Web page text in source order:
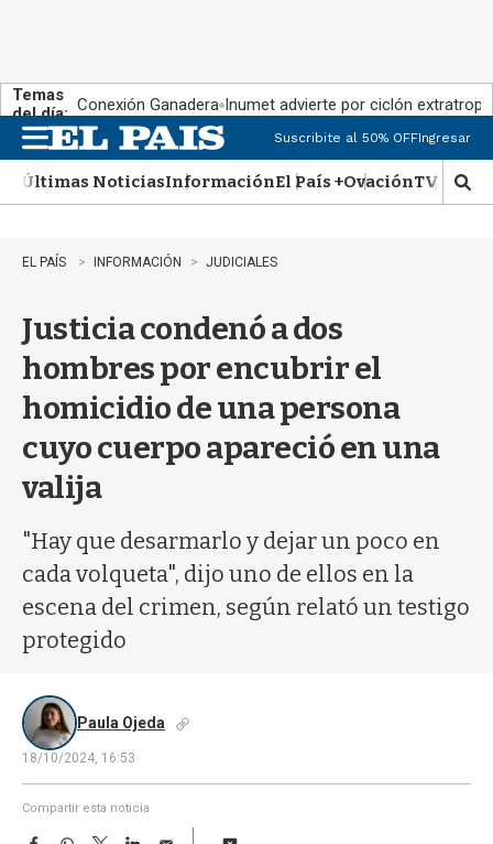
Temas
del día: Conexión Ganadera Inumet advierte por ciclón
n
u
Suscribite al 50% OFFIngresar
Últimas NoticiasInformaciónEl País +OvaciónTV Show
M
o
EL PAÍS INFORMACIÓN JUDICIALES
Justicia condenó a dos
hombres por encubrir el
homicidio de una persona
cuyo cuerpo apareció en una
valija
"Hay que desarmarlo y dejar un poco en
cada volqueta", dijo uno de ellos en la
escena del crimen, según relató un testigo
protegido
Paula Ojeda
18/10/2024, 16:53
Compartir esta noticia
F
W
T
L
E